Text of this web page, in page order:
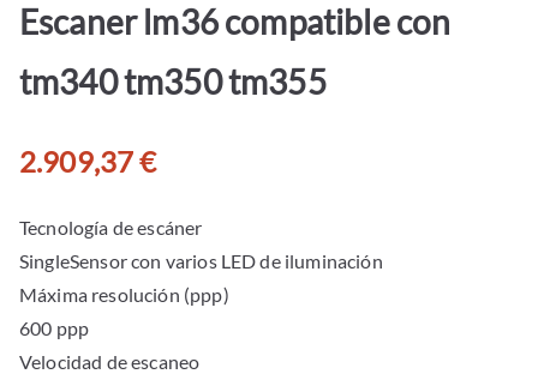
Escaner lm36 compatible con
tm340 tm350 tm355
2.909,37€
Tecnología de escáner
SingleSensor con varios LED de iluminación
Máxima resolución (ppp)
600 ppp
Velocidad de escaneo